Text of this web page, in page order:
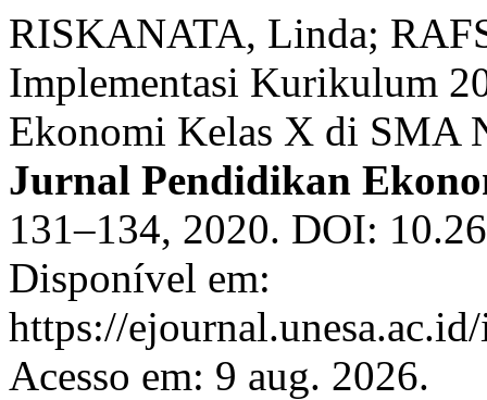
RISKANATA, Linda;
Implementasi Kurikulum
Ekonomi Kelas X di SMA
Jurnal Pendidikan
131–134, 2020. DOI:
Disponível em:
https://
Acesso em: 9 aug. 2026.